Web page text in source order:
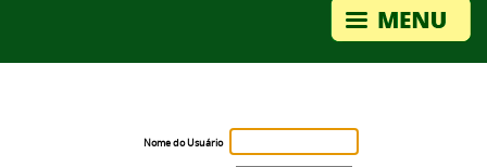
Nome do Usuário